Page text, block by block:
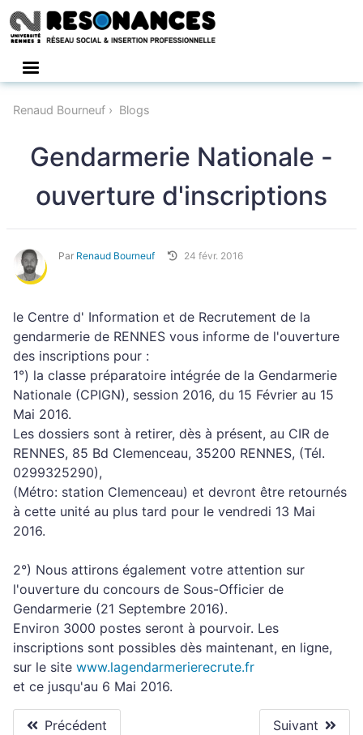
Renaud Bourneuf Blogs
Gendarmerie Nationale -
ouverture d'inscriptions
Par Renaud Bourneuf 24 févr. 2016
le Centre d' Information et de Recrutement de la
gendarmerie de RENNES vous informe de l'ouverture
des inscriptions pour :
1°) la classe préparatoire intégrée de la Gendarmerie
Nationale (CPIGN), session 2016, du 15 Février au 15
Mai 2016.
Les dossiers sont à retirer, dès à présent, au CIR de
RENNES, 85 Bd Clemenceau, 35200 RENNES, (Tél.
0299325290),
(Métro: station Clemenceau) et devront être retournés
à cette unité au plus tard pour le vendredi 13 Mai
2016.
2°) Nous attirons également votre attention sur
l'ouverture du concours de Sous-Officier de
Gendarmerie (21 Septembre 2016).
Environ 3000 postes seront à pourvoir. Les
inscriptions sont possibles dès maintenant, en ligne,
sur le site www.lagendarmerierecrute.fr
et ce jusqu'au 6 Mai 2016.
Précédent Suivant